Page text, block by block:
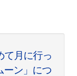
て月に行っ
ーン」につ